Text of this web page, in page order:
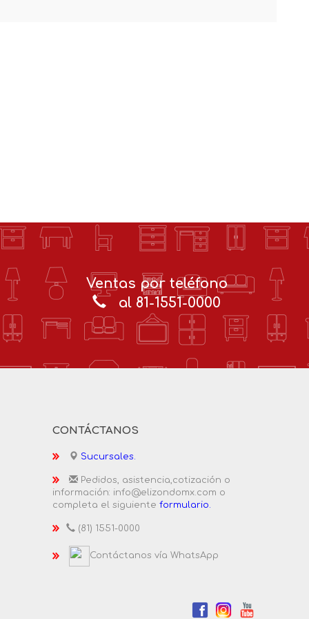
Ventas por teléfono
al 81-1551-0000
CONTÁCTANOS
Sucursales.
Pedidos, asistencia,cotización o
información: info@elizondomx.com o
completa el siguiente formulario.
(81) 1551-0000
Contáctanos vía WhatsApp